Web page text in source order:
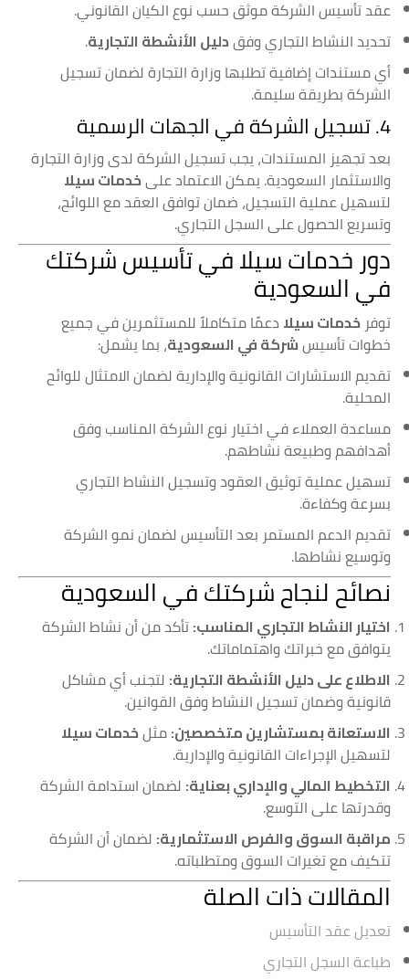
عقد تأسيس الشركة موثق حسب نوع الكيان القانوني.
تحديد النشاط التجاري وفقدليل الأنشطة التجارية.
أي مستندات إضافية تطلبها وزارة التجارة لضمان تسجيل
الشركة بطريقة سليمة.
4. تسجيل الشركة في الجهات الرسمية
بعد تجهيز المستندات، يجب تسجيل الشركة لدى وزارة التجارة
والاستثمار السعودية. يمكن الاعتماد علىخدمات سيلا
لتسهيل عملية التسجيل، ضمان توافق العقد مع اللوائح،
وتسريع الحصول على السجل التجاري.
دور خدمات سيلا في تأسيس شركتك
في السعودية
توفر خدمات سيلا دعمًا متكاملاً للمستثمرين في جميع
خطوات تأسيسشركة في السعودية، بما يشمل:
تقديم الاستشارات القانونية والإدارية لضمان الامتثال للوائح
المحلية.
مساعدة العملاء في اختيار نوع الشركة المناسب وفق
أهدافهم وطبيعة نشاطهم.
تسهيل عملية توثيق العقود وتسجيل النشاط التجاري
بسرعة وكفاءة.
تقديم الدعم المستمر بعد التأسيس لضمان نمو الشركة
وتوسيع نشاطها.
نصائح لنجاح شركتك في السعودية
اختيار النشاط التجاري المناسب:تأكد من أن نشاط الشركة
يتوافق مع خبراتك واهتماماتك.
الاطلاع على دليل الأنشطة التجارية: لتجنب أي مشاكل
قانونية وضمان تسجيل النشاط وفق القوانين.
الاستعانة بمستشارين متخصصين:مثلخدمات سيلا
لتسهيل الإجراءات القانونية والإدارية.
التخطيط المالي والإداري بعناية: لضمان استدامة الشركة
وقدرتها على التوسع.
مراقبة السوق والفرص الاستثمارية: لضمان أن الشركة
تتكيف مع تغيرات السوق ومتطلباته.
المقالات ذات الصلة
تعديل عقد التأسيس
طباعة السجل التجاري